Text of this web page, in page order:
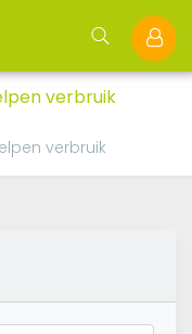
verbruik
verbruik